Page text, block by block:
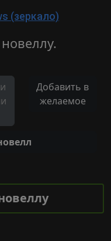
(зеркало)
Добавить в
желаемое